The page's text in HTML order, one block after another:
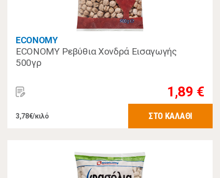
ECONOMY
ECONOMY Ρεβύθια Χονδρά Εισαγωγής
500γρ
1,89 €
3,78€/κιλό ΣΤΟ ΚΑΛΑΘΙ